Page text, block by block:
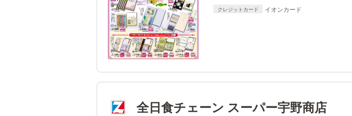
クレジットカード イオンカード
全日食チェーン スーパー宇野商店